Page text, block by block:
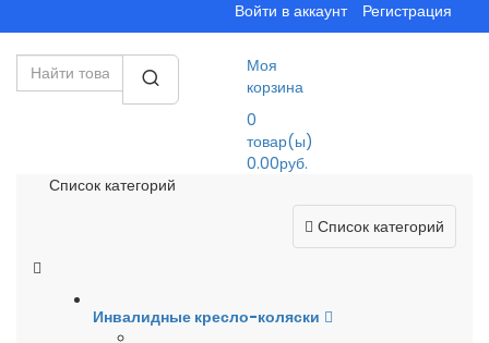
Войти в аккаунт Регистрация
Моя
корзина
0
товар(ы)
0.00руб.
Список категорий
Список категорий
Инвалидные кресло-коляски